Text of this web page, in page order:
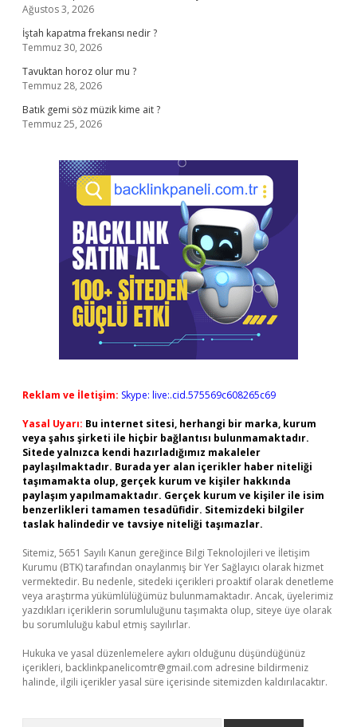
Ağustos 3, 2026
İştah kapatma frekansı nedir ?
Temmuz 30, 2026
Tavuktan horoz olur mu ?
Temmuz 28, 2026
Batık gemi söz müzik kime ait ?
Temmuz 25, 2026
Reklam ve İletişim: Skype: live:.cid.575569c608265c69
Yasal Uyarı: Bu internet sitesi, herhangi bir marka, kurum
veya şahıs şirketi ile hiçbir bağlantısı bulunmamaktadır.
Sitede yalnızca kendi hazırladığımız makaleler
paylaşılmaktadır. Burada yer alan içerikler haber niteliği
taşımamakta olup, gerçek kurum ve kişiler hakkında
paylaşım yapılmamaktadır. Gerçek kurum ve kişiler ile isim
benzerlikleri tamamen tesadüfidir. Sitemizdeki bilgiler
taslak halindedir ve tavsiye niteliği taşımazlar.
Sitemiz, 5651 Sayılı Kanun gereğince Bilgi Teknolojileri ve İletişim
Kurumu (BTK) tarafından onaylanmış bir Yer Sağlayıcı olarak hizmet
vermektedir. Bu nedenle, sitedeki içerikleri proaktif olarak denetleme
veya araştırma yükümlülüğümüz bulunmamaktadır. Ancak, üyelerimiz
yazdıkları içeriklerin sorumluluğunu taşımakta olup, siteye üye olarak
bu sorumluluğu kabul etmiş sayılırlar.
Hukuka ve yasal düzenlemelere aykırı olduğunu düşündüğünüz
içerikleri, backlinkpanelicomtr@gmail.com adresine bildirmeniz
halinde, ilgili içerikler yasal süre içerisinde sitemizden kaldırılacaktır.